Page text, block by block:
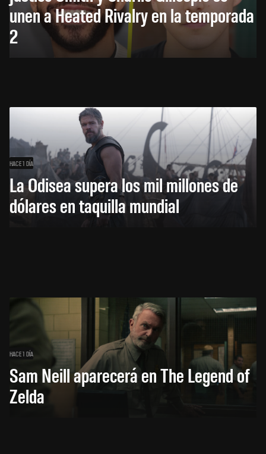
unen a Heated Rivalry en la temporada
2
HACE 1 DÍA
La Odisea supera los mil millones de
dólares en taquilla mundial
HACE 1 DÍA
Sam Neill aparecerá en The Legend of
Zelda